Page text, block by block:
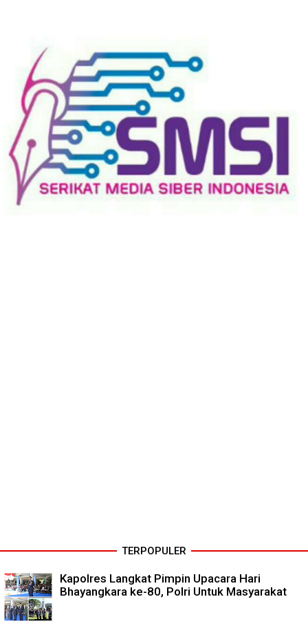
TERPOPULER
Kapolres Langkat Pimpin Upacara Hari
Bhayangkara ke-80, Polri Untuk Masyarakat